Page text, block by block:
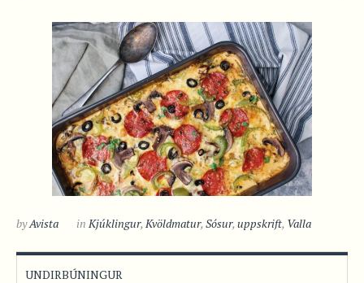
byAvista in Kjúklingur, Kvöldmatur, Sósur, uppskrift, Valla
UNDIRBÚNINGUR